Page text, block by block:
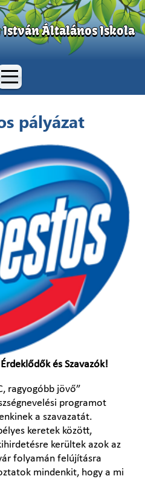
Általános Iskola
pályázat
és Szavazók!
ragyogóbb jövő”
programot
a szavazatát.
keretek között,
kerültek azok az
folyamán felújításra
mindenkit, hogy a mi